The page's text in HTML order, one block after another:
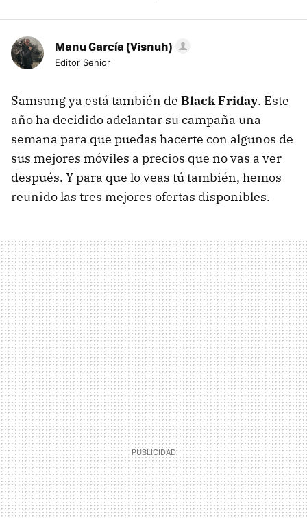
Manu García (Visnuh)
Editor Senior
Samsung ya está también de Black Friday. Este
año ha decidido adelantar su campaña una
semana para que puedas hacerte con algunos de
sus mejores móviles a precios que no vas a ver
después. Y para que lo veas tú también, hemos
reunido las tres mejores ofertas disponibles.